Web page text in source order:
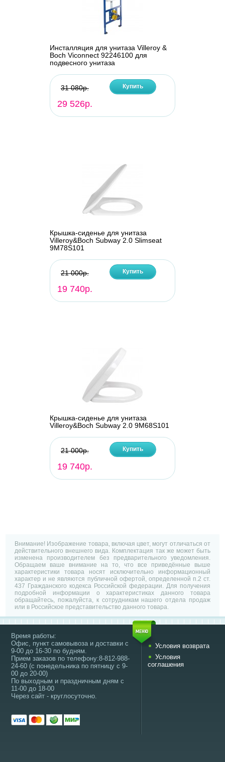
Инсталляция для унитаза Villeroy &
Boch Viconnect 92246100 для
подвесного унитаза
31 080р.
29 526р.
Купить
Крышка-сиденье для унитаза
Villeroy&Boch Subway 2.0 Slimseat
9M78S101
21 000р.
19 740р.
Купить
Крышка-сиденье для унитаза
Villeroy&Boch Subway 2.0 9M68S101
21 000р.
19 740р.
Купить
Внимание! Изображение товара, включая цвет, могут отличаться от
действительного внешнего вида. Комплектация так же может быть
изменена производителем без предварительного уведомления.
Обращаем ваше внимание на то, что все приведённые выше
характеристики товара носят исключительно информационный
характер и не являются публичной офертой, определенной п.2 ст.
437 Гражданского кодекса Российской федерации. Для получения
подробной информации о характеристиках данного товара
обращайтесь, пожалуйста, к сотрудникам нашего отдела продаж
или в Российское представительство данного товара.
Время работы:
Офис, пункт самовывоза и доставки с
9-00 до 16-30 по будням.
Прием заказов по телефону:8-812-988-
24-60 (с понедельника по пятницу с 9-
00 до 20-00)
По выходным и праздничным дням с
11-00 до 18-00
Через сайт - круглосуточно.
Условия возврата
Условия
соглашения